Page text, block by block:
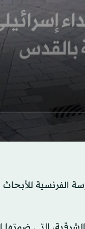
الفرنسية